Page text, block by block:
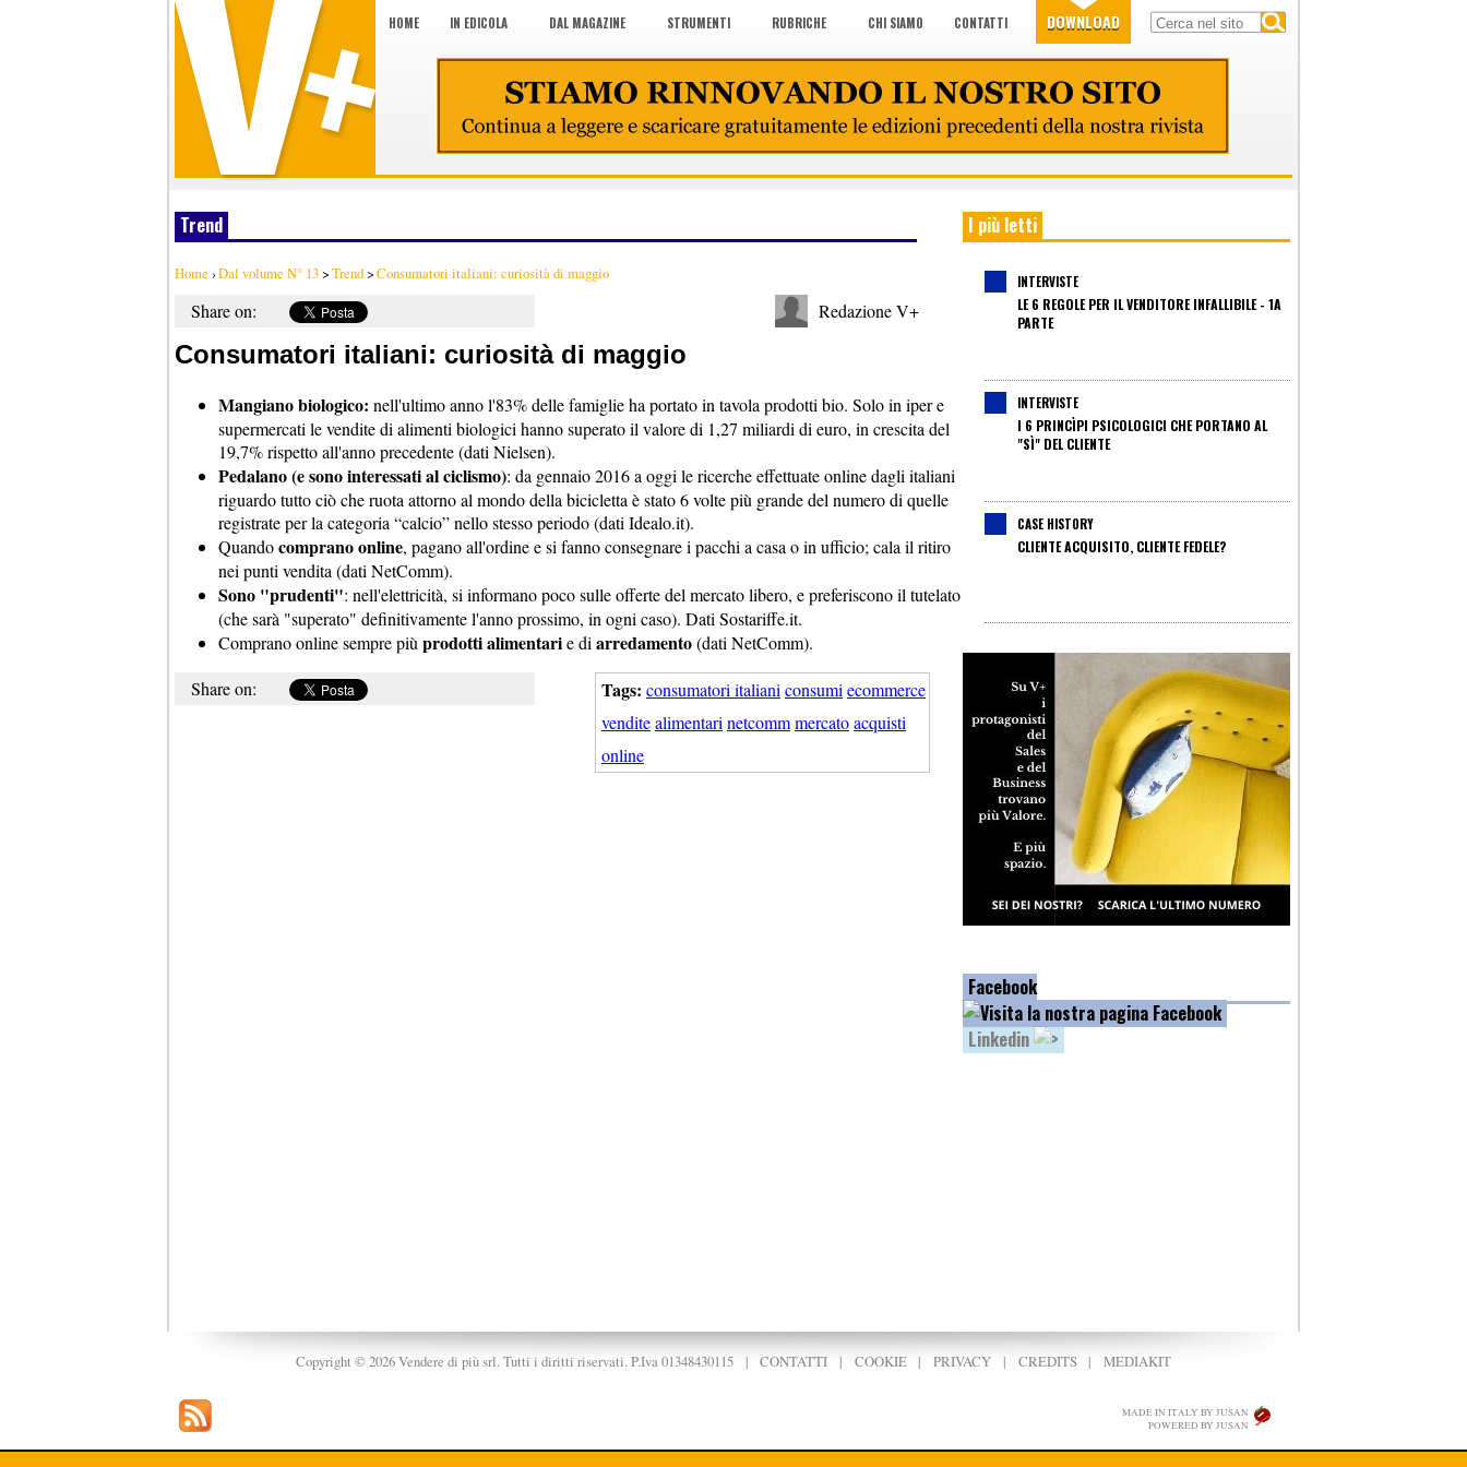
HOME IN EDICOLA DAL MAGAZINE STRUMENTI RUBRICHE CHI SIAMO CONTATTI DOWNLOAD
Trend
Home ›Dal volume N° 13>Trend>Consumatori italiani: curiosità di maggio
Share on: Redazione V+
Consumatori italiani: curiosità di maggio
Mangiano biologico: nell'ultimo anno l'83% delle famiglie ha portato in tavola prodotti bio. Solo in iper e
supermercati le vendite di alimenti biologici hanno superato il valore di 1,27 miliardi di euro, in crescita del
19,7% rispetto all'anno precedente (dati Nielsen).
Pedalano (e sono interessati al ciclismo): da gennaio 2016 a oggi le ricerche effettuate online dagli italiani
riguardo tutto ciò che ruota attorno al mondo della bicicletta è stato 6 volte più grande del numero di quelle
registrate per la categoria “calcio” nello stesso periodo (dati Idealo.it).
Quandocomprano online, pagano all'ordine e si fanno consegnare i pacchi a casa o in ufficio; cala il ritiro
nei punti vendita (dati NetComm).
Sono "prudenti": nell'elettricità, si informano poco sulle offerte del mercato libero, e preferiscono il tutelato
(che sarà "superato" definitivamente l'anno prossimo, in ogni caso). Dati Sostariffe.it.
Comprano online sempre più prodotti alimentarie di arredamento(dati NetComm).
Tags: consumatori italiani consumi ecommerce
venditealimentari netcommmercatoacquisti
online
Share on:
I più letti
INTERVISTE
LE 6 REGOLE PER IL VENDITORE INFALLIBILE - 1A
PARTE
INTERVISTE
I 6 PRINCÌPI PSICOLOGICI CHE PORTANO AL
"SÌ" DEL CLIENTE
CASE HISTORY
CLIENTE ACQUISITO, CLIENTE FEDELE?
Facebook
Linkedin
Copyright © 2026 Vendere di più srl. Tutti i diritti riservati. P.Iva 01348430115 |CONTATTI | COOKIE|PRIVACY | CREDITS| MEDIAKIT
MADE IN ITALY BY JUSAN
POWERED BY JUSAN